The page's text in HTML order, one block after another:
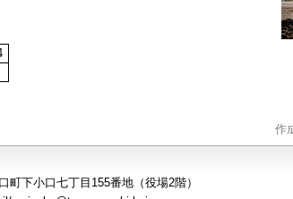
作
町下小口七丁目155番地（役場2階）